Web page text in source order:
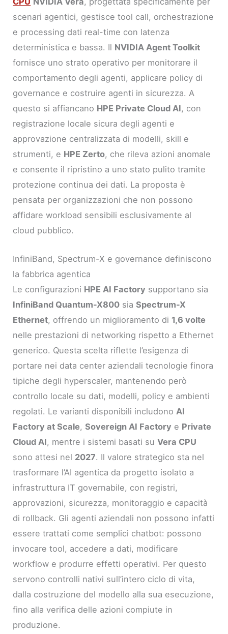
scenari agentici, gestisce tool call, orchestrazione
e processing dati real-time con latenza
deterministica e bassa. Il NVIDIA Agent Toolkit
fornisce uno strato operativo per monitorare il
comportamento degli agenti, applicare policy di
governance e costruire agenti in sicurezza. A
questo si affiancano HPE Private Cloud AI, con
registrazione locale sicura degli agenti e
approvazione centralizzata di modelli, skill e
strumenti, e HPE Zerto, che rileva azioni anomale
e consente il ripristino a uno stato pulito tramite
protezione continua dei dati. La proposta è
pensata per organizzazioni che non possono
affidare workload sensibili esclusivamente al
cloud pubblico.
InfiniBand, Spectrum-X e governance definiscono
la fabbrica agentica
Le configurazioni HPE AI Factory supportano sia
InfiniBand Quantum-X800 siaSpectrum-X
Ethernet, offrendo un miglioramento di 1,6 volte
nelle prestazioni di networking rispetto a Ethernet
generico. Questa scelta riflette l’esigenza di
portare nei data center aziendali tecnologie finora
tipiche degli hyperscaler, mantenendo però
controllo locale su dati, modelli, policy e ambienti
regolati. Le varianti disponibili includonoAI
Factory at Scale,Sovereign AI Factory e Private
Cloud AI, mentre i sistemi basati suVera CPU
sono attesi nel 2027. Il valore strategico sta nel
trasformare l’AI agentica da progetto isolato a
infrastruttura IT governabile, con registri,
approvazioni, sicurezza, monitoraggio e capacità
di rollback. Gli agenti aziendali non possono infatti
essere trattati come semplici chatbot: possono
invocare tool, accedere a dati, modificare
workflow e produrre effetti operativi. Per questo
servono controlli nativi sull’intero ciclo di vita,
dalla costruzione del modello alla sua esecuzione,
fino alla verifica delle azioni compiute in
produzione.